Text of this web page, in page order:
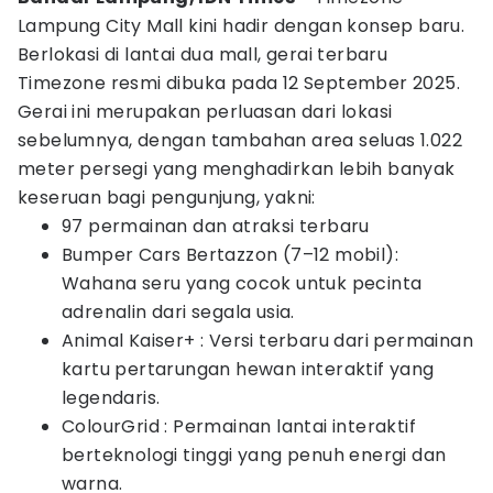
Lampung City Mall kini hadir dengan konsep baru.
Berlokasi di lantai dua mall, gerai terbaru
Timezone resmi dibuka pada 12 September 2025.
Gerai ini merupakan perluasan dari lokasi
sebelumnya, dengan tambahan area seluas 1.022
meter persegi yang menghadirkan lebih banyak
keseruan bagi pengunjung, yakni:
97 permainan dan atraksi terbaru
Bumper Cars Bertazzon (7–12 mobil):
Wahana seru yang cocok untuk pecinta
adrenalin dari segala usia.
Animal Kaiser+ : Versi terbaru dari permainan
kartu pertarungan hewan interaktif yang
legendaris.
ColourGrid : Permainan lantai interaktif
berteknologi tinggi yang penuh energi dan
warna.